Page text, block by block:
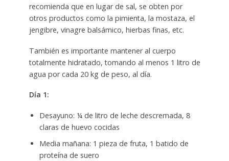
recomienda que en lugar de sal, se obten por
otros productos como la pimienta, la mostaza, el
jengibre, vinagre balsámico, hierbas finas, etc.
También es importante mantener al cuerpo
totalmente hidratado, tomando al menos 1 litro de
agua por cada 20 kg de peso, al día.
Día 1:
Desayuno: ¼ de litro de leche descremada, 8
claras de huevo cocidas
Media mañana: 1 pieza de fruta, 1 batido de
proteína de suero